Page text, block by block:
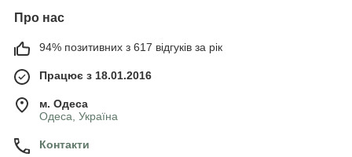
Про нас
94% позитивних з 617 відгуків за рік
Працює з 18.01.2016
м. Одеса
Одеса, Україна
Контакти